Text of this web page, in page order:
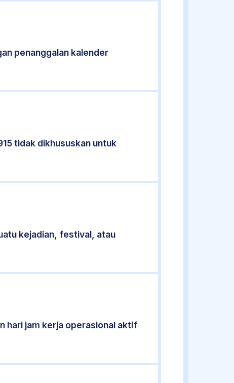
penanggalan kalender
tidak dikhususkan untuk
kejadian, festival, atau
hari jam kerja operasional aktif